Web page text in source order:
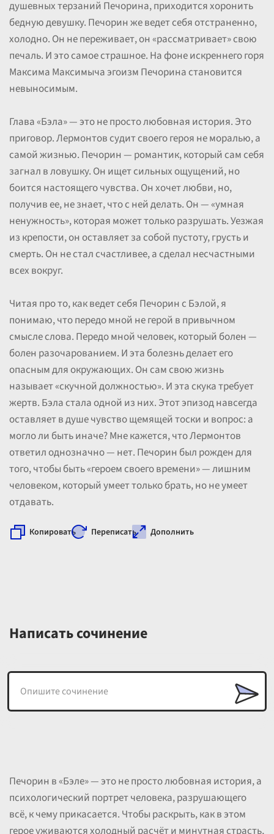
душевных терзаний Печорина, приходится хоронить
бедную девушку. Печорин же ведет себя отстраненно,
холодно. Он не переживает, он «рассматривает» свою
печаль. И это самое страшное. На фоне искреннего горя
Максима Максимыча эгоизм Печорина становится
невыносимым.
Глава «Бэла» — это не просто любовная история. Это
приговор. Лермонтов судит своего героя не моралью, а
самой жизнью. Печорин — романтик, который сам себя
загнал в ловушку. Он ищет сильных ощущений, но
боится настоящего чувства. Он хочет любви, но,
получив ее, не знает, что с ней делать. Он — «умная
ненужность», которая может только разрушать. Уезжая
из крепости, он оставляет за собой пустоту, грусть и
смерть. Он не стал счастливее, а сделал несчастными
всех вокруг.
Читая про то, как ведет себя Печорин с Бэлой, я
понимаю, что передо мной не герой в привычном
смысле слова. Передо мной человек, который болен —
болен разочарованием. И эта болезнь делает его
опасным для окружающих. Он сам свою жизнь
называет «скучной должностью». И эта скука требует
жертв. Бэла стала одной из них. Этот эпизод навсегда
оставляет в душе чувство щемящей тоски и вопрос: а
могло ли быть иначе? Мне кажется, что Лермонтов
ответил однозначно — нет. Печорин был рожден для
того, чтобы быть «героем своего времени» — лишним
человеком, который умеет только брать, но не умеет
отдавать.
Копировать Переписать Дополнить
Написать сочинение
Печорин в «Бэле» — это не просто любовная история, а
психологический портрет человека, разрушающего
всё, к чему прикасается. Чтобы раскрыть, как в этом
герое уживаются холодный расчёт и минутная страсть,